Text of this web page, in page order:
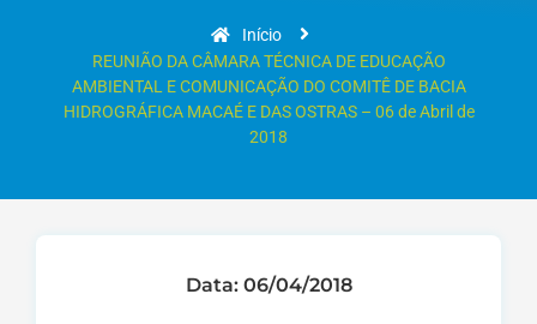
Início
REUNIÃO DA CÂMARA TÉCNICA DE EDUCAÇÃO
AMBIENTAL E COMUNICAÇÃO DO COMITÊ DE BACIA
HIDROGRÁFICA MACAÉ E DAS OSTRAS – 06 de Abril de
2018
Data: 06/04/2018